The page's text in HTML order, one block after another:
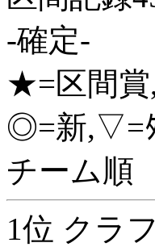
-確定-
★=区間
◎=新,▽=
チーム順
1位 クラ